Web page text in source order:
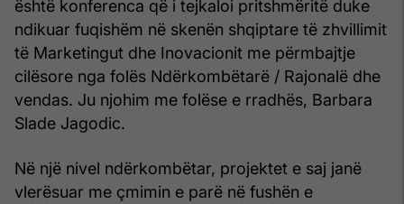
është konferenca që i tejkaloi pritshmëritë duke
ndikuar fuqishëm në skenën shqiptare të zhvillimit
të Marketingut dhe Inovacionit me përmbajtje
cilësore nga folës Ndërkombëtarë / Rajonalë dhe
vendas. Ju njohim me folëse e rradhës, Barbara
Slade Jagodic.
Në një nivel ndërkombëtar, projektet e saj janë
vlerësuar me çmimin e parë në fushën e